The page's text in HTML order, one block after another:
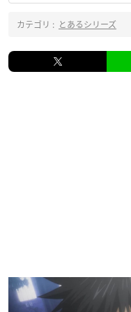
カテゴリ : とあるシリーズ